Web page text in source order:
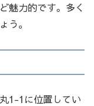
魅力的です。多く
う。
1-1に位置してい